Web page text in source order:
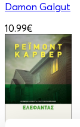
Damon Galgut
10.99€